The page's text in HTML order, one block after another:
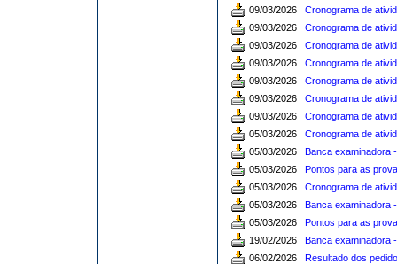
09/03/2026
Cronograma de
09/03/2026
Cronograma de
09/03/2026
Cronograma de
09/03/2026
Cronograma de
09/03/2026
Cronograma de
09/03/2026
Cronograma de
09/03/2026
Cronograma de
05/03/2026
Cronograma de
05/03/2026
Banca examinadora
05/03/2026
Pontos para as
05/03/2026
Cronograma de
05/03/2026
Banca examinadora
05/03/2026
Pontos para as
19/02/2026
Banca examinadora
06/02/2026
Resultado dos